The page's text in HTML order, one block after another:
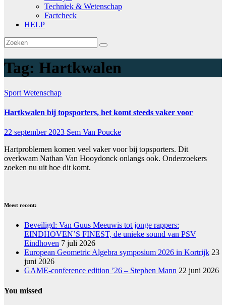
Techniek & Wetenschap
Factcheck
HELP
Tag: Hartkwalen
Sport Wetenschap
Hartkwalen bij topsporters, het komt steeds vaker voor
22 september 2023 Sem Van Poucke
Hartproblemen komen veel vaker voor bij topsporters. Dit
overkwam Nathan Van Hooydonck onlangs ook. Onderzoekers
zoeken nu uit hoe dit komt.
Meest recent:
Beveiligd: Van Guus Meeuwis tot jonge rappers:
EINDHOVEN’S FINEST, de unieke sound van PSV
Eindhoven 7 juli 2026
European Geometric Algebra symposium 2026 in Kortrijk 23
juni 2026
GAME-conference edition ’26 – Stephen Mann 22 juni 2026
You missed